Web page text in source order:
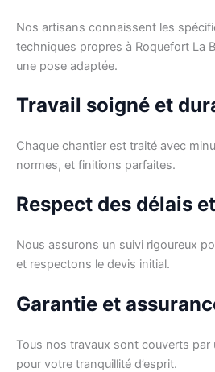
Nos artisans connaissent les
techniques propres à Roquefort La
une pose adaptée.
Travail soigné et
Chaque chantier est traité avec
normes, et finitions parfaites.
Respect des délais
Nous assurons un suivi rigoureux
et respectons le devis initial.
Garantie et
Tous nos travaux sont couverts par
pour votre tranquillité d’esprit.